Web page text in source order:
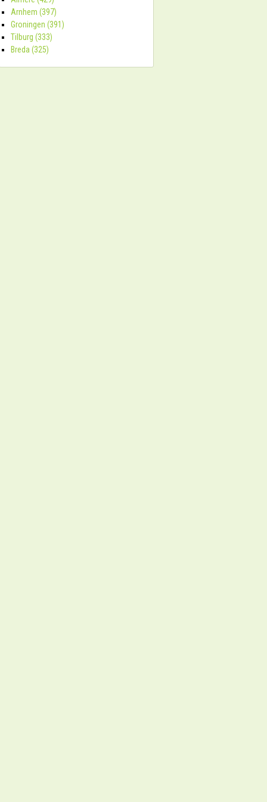
Arnhem (397)
Groningen (391)
Tilburg (333)
Breda (325)